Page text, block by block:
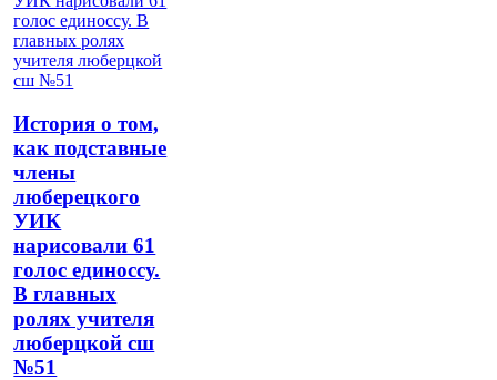
История о том,
как подставные
члены
люберецкого
УИК
нарисовали 61
голос единоссу.
В главных
ролях учителя
люберцкой сш
№51